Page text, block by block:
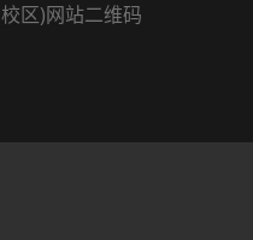
校区)网站二维码